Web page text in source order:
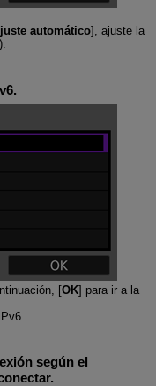
automático], ajuste la
).
[OK] para ir a la
según el